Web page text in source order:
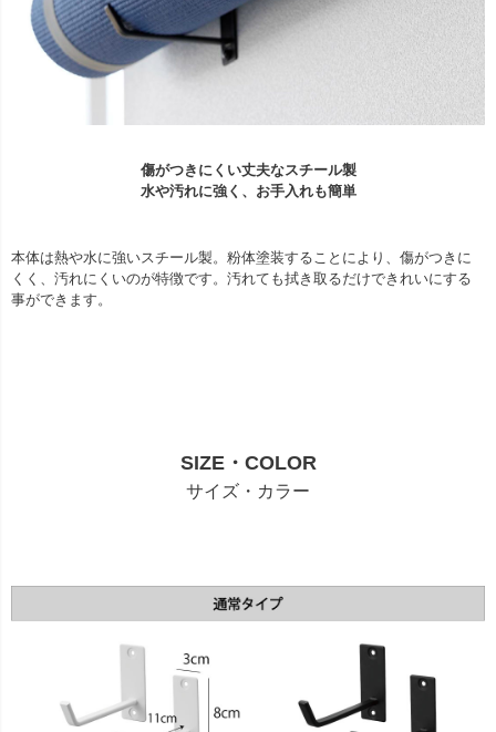
傷がつきにくい丈夫なスチール製
水や汚れに強く、お手入れも簡単
本体は熱や水に強いスチール製。粉体塗装することにより、傷がつきに
くく、汚れにくいのが特徴です。汚れても拭き取るだけできれいにする
事ができます。
SIZE・COLOR
サイズ・カラー